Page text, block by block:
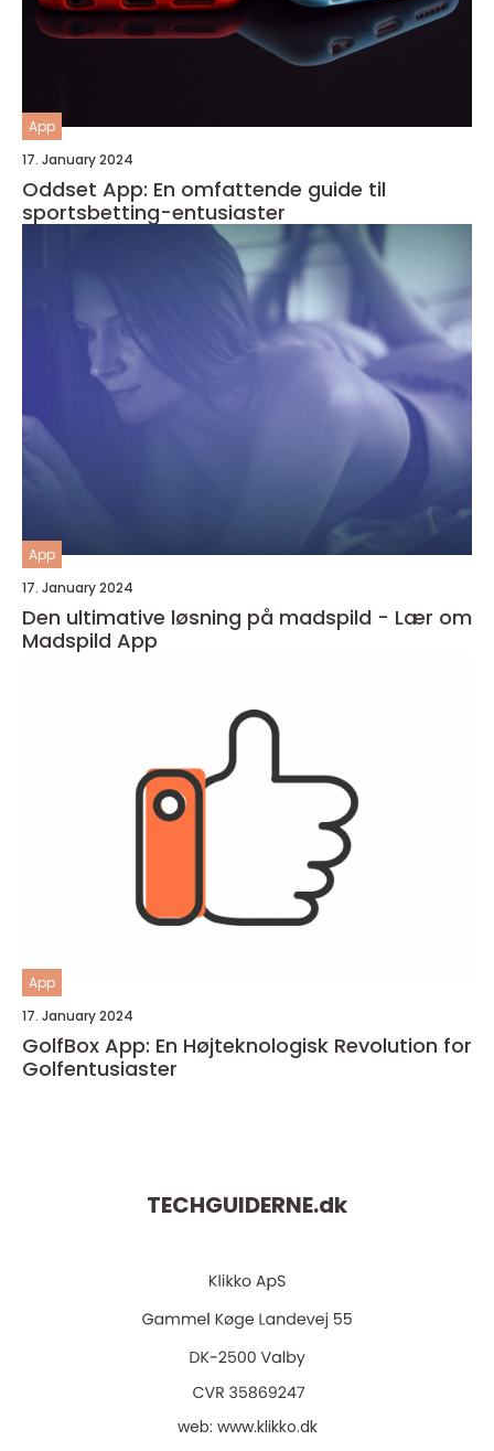
App
17. January 2024
Oddset App: En omfattende guide til
sportsbetting-entusiaster
App
17. January 2024
Den ultimative løsning på madspild - Lær om
Madspild App
App
17. January 2024
GolfBox App: En Højteknologisk Revolution for
Golfentusiaster
TECHGUIDERNE.dk
web: www.klikko.dk